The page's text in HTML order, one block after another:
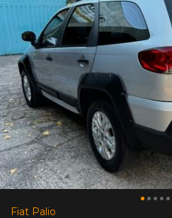
Fiat Palio